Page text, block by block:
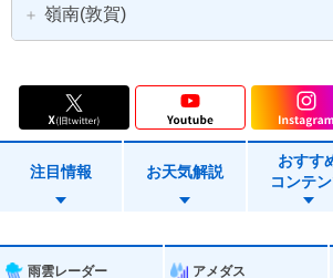
嶺南(敦賀)
美浜町 高浜町
おおい町 若狭町
注目情報 お天気解説
おすす
コンテ
雨雲レーダー アメダス